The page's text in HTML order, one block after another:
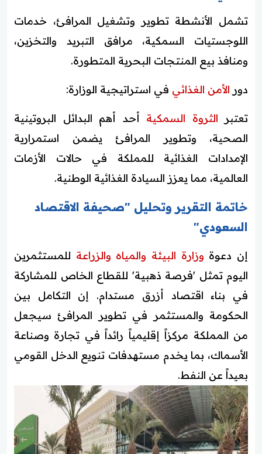
تشمل الأنشطة تطوير وتشغيل المرافئ، خدمات
اللوجستيات السمكية، مرافق التبريد والتخزين،
ومنافذ بيع المنتجات البحرية المتطورة.
دور الأمن الغذائي في استراتيجية الوزارة:
تعتبر الثروة السمكية أحد أهم البدائل البروتينية
الصحية، وتطوير المرافئ يضمن استمرارية
الإمدادات الغذائية للمملكة في حالات الأزمات
العالمية، مما يعزز السيادة الغذائية الوطنية.
خاتمة التقرير وتحليل "صحيفة الاقتصاد
السعودي"
إن دعوة وزارة البيئة والمياه والزراعة للمستثمرين
اليوم تمثل 'فرصة ذهبية' للقطاع الخاص للمشاركة
في بناء اقتصاد أزرق مستدام. إن التكامل بين
الحكومة والمستثمر في تطوير المرافئ سيجعل
من المملكة مركزاً إقليمياً رائداً في تجارة وصناعة
الأسماك، بما يخدم مستهدفات تنويع الدخل القومي
بعيداً عن النفط.